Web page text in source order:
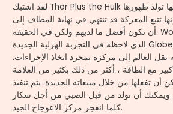
لقد اشتبك Thor Plus the Hulk في كثير من الوقت لأنها تولد ظهورها
تتبع المعركة قد تنتهي في نهاية المطاف إلى
أن تكون أفضل ما لديهم ولكن في الحقيقة. World-Breaker Hulk ،
الذي لاحظه في التجربة الهزلية الجديدة Globe Battle Hulk ، جرب
نقل العالم إلى مركزه بمجرد اتخاذ الإجراءات.
مع الطاقة ، أكثر من ذلك بكثير من العلامة
أن تفعلها من خلال مبيعاته الجديدة. يتم تنفيذ
ويمكنك أن تولد من قبل الصبي من أجل سكار
كلما انفجر مركز الاعوجاج الجيد.